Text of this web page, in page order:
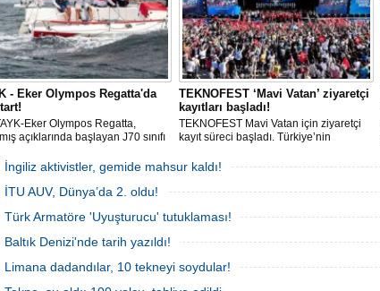
- Eker Olympos Regatta'da
Eker Olympos Regatta,
açıklarında başlayan J70 sınıfı
boyunca yelken coşkusuyla
organizasyonun ilk
9 tekne rüzgârla buluştu.
TEKNOFEST ‘Mavi Vatan’ ziyaretçi
kayıtları başladı!
TEKNOFEST Mavi Vatan için ziyaretçi
kayıt süreci başladı. Türkiye’nin
odaklanan etkinliği, 20-23 Ağustos
Komutanlığı’nda gerçekleştirilecek.
İngiliz aktivistler, gemide mahsur kaldı!
İTU AUV, Dünya’da 2. oldu!
Türk Armatöre 'Uyuşturucu' tutuklaması!
Baltık Denizi'nde tarih yazıldı!
Limana dadandılar, 10 tekneyi soydular!